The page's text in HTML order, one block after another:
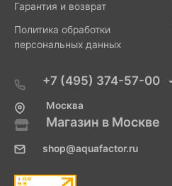
Гарантия и возврат
Политика обработки
персональных данных
+7 (495) 374-57-00
Москва
Магазин в Москве
shop@aquafactor.ru